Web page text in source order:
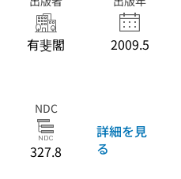
有斐閣 2009.5
NDC
327.8
詳細を見
る